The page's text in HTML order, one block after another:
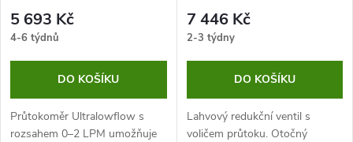
5 693 Kč
4-6 týdnů
DO KOŠÍKU
Průtokoměr Ultralowflow s
rozsahem 0–2 LPM umožňuje
7 446 Kč
2-3 týdny
DO KOŠÍKU
Lahvový redukční ventil s
voličem průtoku. Otočný